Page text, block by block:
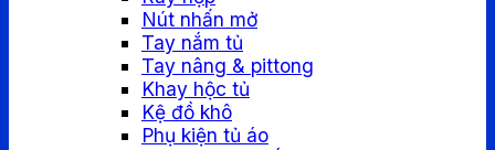
Nút nhấn mở
Tay nắm tủ
Tay nâng & pittong
Khay hộc tủ
Kệ đồ khô
Phụ kiện tủ áo